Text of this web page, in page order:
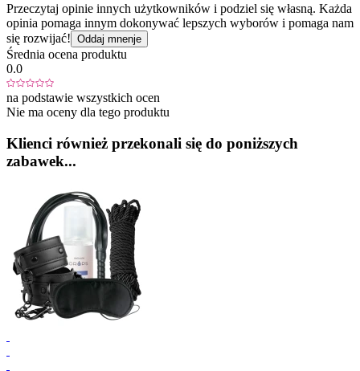
Przeczytaj opinie innych użytkowników i podziel się własną. Każda
opinia pomaga innym dokonywać lepszych wyborów i pomaga nam
się rozwijać! Oddaj mnenje
Średnia ocena produktu
0.0
na podstawie wszystkich ocen
Nie ma oceny dla tego produktu
Klienci również przekonali się do poniższych
zabawek...